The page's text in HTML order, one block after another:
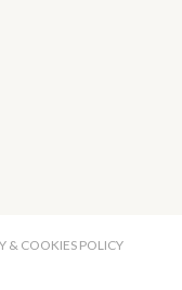
& COOKIES POLICY